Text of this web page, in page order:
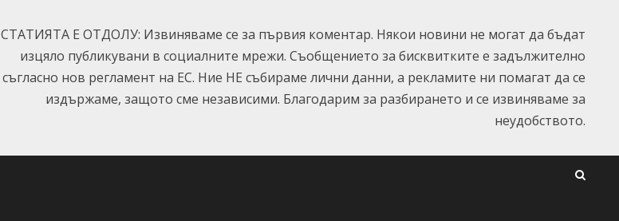
СТАТИЯТА Е ОТДОЛУ: Извиняваме се за първия коментар. Някои новини не могат да бъдат
изцяло публикувани в социалните мрежи. Съобщението за бисквитките е задължително
съгласно нов регламент на ЕС. Ние НЕ събираме лични данни, а рекламите ни помагат да се
издържаме, защото сме независими. Благодарим за разбирането и се извиняваме за
неудобството.